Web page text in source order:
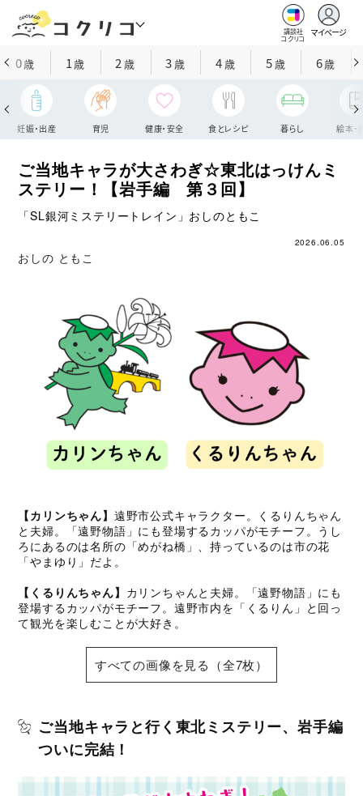
講談社
コクリコ
マイページ
0歳 1歳 2 歳 3歳 4歳 5歳 6歳
妊娠・出産 育児 健康・安全 食とレシピ 暮らし 絵本・
ご当地キャラが大さわぎ☆東北はっけんミ
ステリー！【岩手編 第３回】
「SL銀河ミステリートレイン」おしのともこ
2026.06.05
おしの ともこ
【カリンちゃん】 遠野市公式キャラクター。くるりんちゃん
と夫婦。「遠野物語」にも登場するカッパがモチーフ。うし
ろにあるのは名所の「めがね橋」、持っているのは市の花
「やまゆり」だよ。
【くるりんちゃん】 カリンちゃんと夫婦。「遠野物語」にも
登場するカッパがモチーフ。遠野市内を「くるりん」と回っ
て観光を楽しむことが大好き。
すべての画像を見る（全7枚）
ご当地キャラと行く東北ミステリー、岩手編
ついに完結！